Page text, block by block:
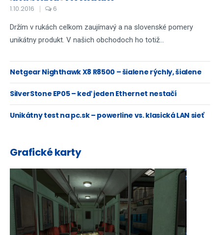
1.10.2016 6
Držím v rukách celkom zaujímavý a na slovenské pomery
unikátny produkt. V našich obchodoch ho totiž...
Netgear Nighthawk X8 R8500 – šialene rýchly, šialene
drahý
SilverStone EP05 – keď jeden Ethernet nestačí
Unikátny test na pc.sk – powerline vs. klasická LAN sieť
Grafické karty